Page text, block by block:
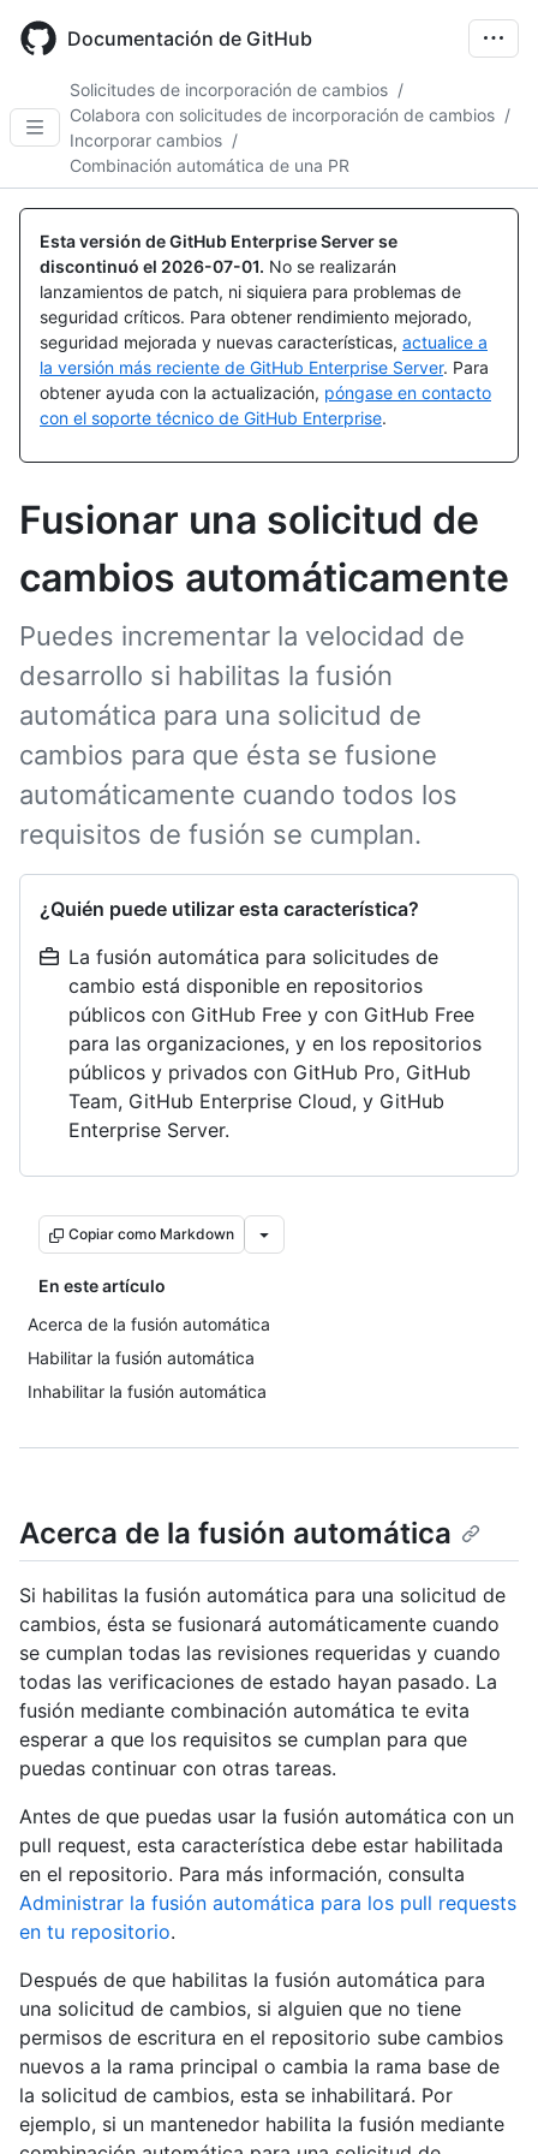
main
Documentación de GitHub
Solicitudes de incorporación de cambios /
Colabora con solicitudes de incorporación de cambios /
Incorporar cambios /
Combinación automática de una PR
Esta versión de GitHub Enterprise Server se
discontinuó el 2026-07-01. No se realizarán
lanzamientos de patch, ni siquiera para problemas de
seguridad críticos. Para obtener rendimiento mejorado,
seguridad mejorada y nuevas características, actualice a
la versión más reciente de GitHub Enterprise Server. Para
obtener ayuda con la actualización, póngase en contacto
con el soporte técnico de GitHub Enterprise.
Fusionar una solicitud de
cambios automáticamente
Puedes incrementar la velocidad de
desarrollo si habilitas la fusión
automática para una solicitud de
cambios para que ésta se fusione
automáticamente cuando todos los
requisitos de fusión se cumplan.
¿Quién puede utilizar esta característica?
La fusión automática para solicitudes de
cambio está disponible en repositorios
públicos con GitHub Free y con GitHub Free
para las organizaciones, y en los repositorios
públicos y privados con GitHub Pro, GitHub
Team, GitHub Enterprise Cloud, y GitHub
Enterprise Server.
Copiar como Markdown
En este artículo
Acerca de la fusión automática
Habilitar la fusión automática
Inhabilitar la fusión automática
Acerca de la fusión automática
Si habilitas la fusión automática para una solicitud de
cambios, ésta se fusionará automáticamente cuando
se cumplan todas las revisiones requeridas y cuando
todas las verificaciones de estado hayan pasado. La
fusión mediante combinación automática te evita
esperar a que los requisitos se cumplan para que
puedas continuar con otras tareas.
Antes de que puedas usar la fusión automática con un
pull request, esta característica debe estar habilitada
en el repositorio. Para más información, consulta
Administrar la fusión automática para los pull requests
en tu repositorio.
Después de que habilitas la fusión automática para
una solicitud de cambios, si alguien que no tiene
permisos de escritura en el repositorio sube cambios
nuevos a la rama principal o cambia la rama base de
la solicitud de cambios, esta se inhabilitará. Por
ejemplo, si un mantenedor habilita la fusión mediante